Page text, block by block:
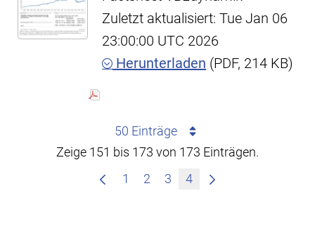
Zuletzt aktualisiert: Tue Jan 06
23:00:00 UTC 2026
Herunterladen (PDF, 214 KB)
50 Einträge
Zeige 151 bis 173 von 173 Einträgen.
1
2 3 4